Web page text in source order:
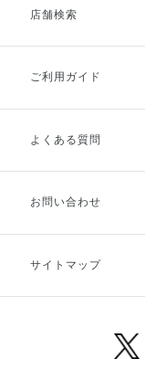
店舗検索
ご利用ガイド
ご利用ガイドトップ
お支払方法
キャンセル・返品・交
よくある質問
お問い合わせ
サイトマップ